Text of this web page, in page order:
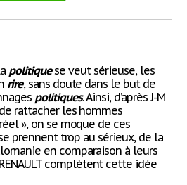
politiquese veut sérieuse, les
rire, sans doute dans le but de
politiques. Ainsi, d’après J-M
rattacher les hommes
», on se moque de ces
prennent trop au sérieux, de la
en comparaison à leurs
complètent cette idée